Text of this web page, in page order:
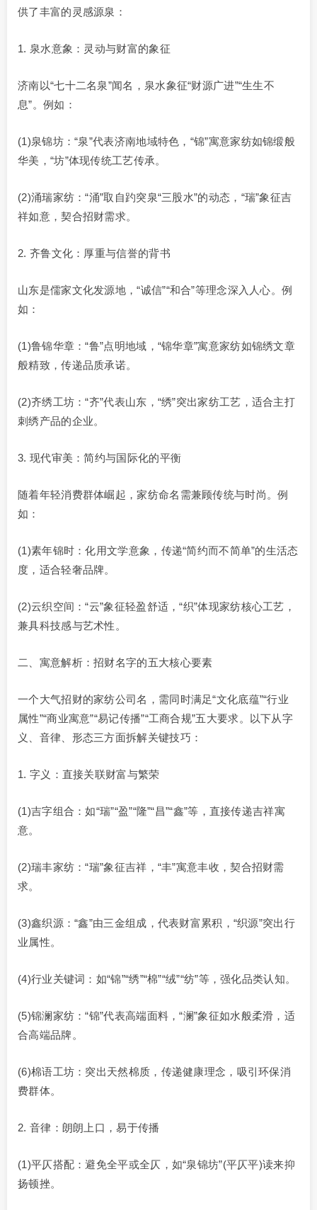
供了丰富的灵感源泉：
1. 泉水意象：灵动与财富的象征
济南以“七十二名泉”闻名，泉水象征“财源广进”“生生不
息”。例如：
(1)泉锦坊：“泉”代表济南地域特色，“锦”寓意家纺如锦缎般
华美，“坊”体现传统工艺传承。
(2)涌瑞家纺：“涌”取自趵突泉“三股水”的动态，“瑞”象征吉
祥如意，契合招财需求。
2. 齐鲁文化：厚重与信誉的背书
山东是儒家文化发源地，“诚信”“和合”等理念深入人心。例
如：
(1)鲁锦华章：“鲁”点明地域，“锦华章”寓意家纺如锦绣文章
般精致，传递品质承诺。
(2)齐绣工坊：“齐”代表山东，“绣”突出家纺工艺，适合主打
刺绣产品的企业。
3. 现代审美：简约与国际化的平衡
随着年轻消费群体崛起，家纺命名需兼顾传统与时尚。例
如：
(1)素年锦时：化用文学意象，传递“简约而不简单”的生活态
度，适合轻奢品牌。
(2)云织空间：“云”象征轻盈舒适，“织”体现家纺核心工艺，
兼具科技感与艺术性。
二、寓意解析：招财名字的五大核心要素
一个大气招财的家纺公司名，需同时满足“文化底蕴”“行业
属性”“商业寓意”“易记传播”“工商合规”五大要求。以下从字
义、音律、形态三方面拆解关键技巧：
1. 字义：直接关联财富与繁荣
(1)吉字组合：如“瑞”“盈”“隆”“昌”“鑫”等，直接传递吉祥寓
意。
(2)瑞丰家纺：“瑞”象征吉祥，“丰”寓意丰收，契合招财需
求。
(3)鑫织源：“鑫”由三金组成，代表财富累积，“织源”突出行
业属性。
(4)行业关键词：如“锦”“绣”“棉”“绒”“纺”等，强化品类认知。
(5)锦澜家纺：“锦”代表高端面料，“澜”象征如水般柔滑，适
合高端品牌。
(6)棉语工坊：突出天然棉质，传递健康理念，吸引环保消
费群体。
2. 音律：朗朗上口，易于传播
(1)平仄搭配：避免全平或全仄，如“泉锦坊”(平仄平)读来抑
扬顿挫。